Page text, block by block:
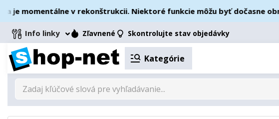
v rekonštrukcii. Niektoré funkcie môžu byť dočasne
Info linky Zľavnené Skontrolujte stav objedávky
Kategórie